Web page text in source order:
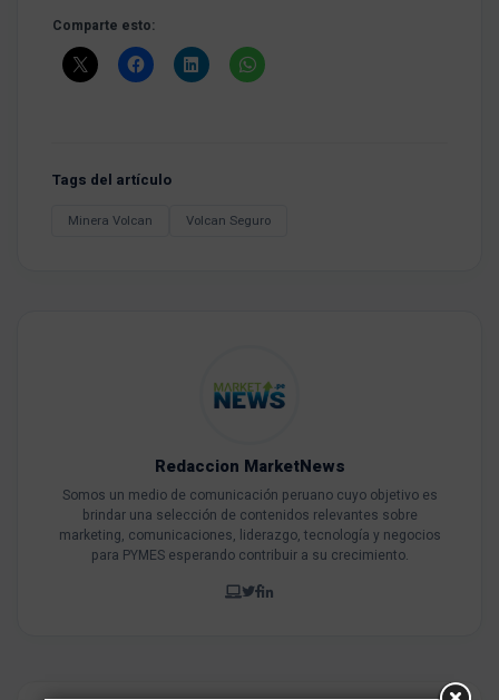
Comparte esto:
Tags del artículo
Minera Volcan Volcan Seguro
Redaccion MarketNews
Somos un medio de comunicación peruano cuyo objetivo es
brindar una selección de contenidos relevantes sobre
marketing, comunicaciones, liderazgo, tecnología y negocios
para PYMES esperando contribuir a su crecimiento.